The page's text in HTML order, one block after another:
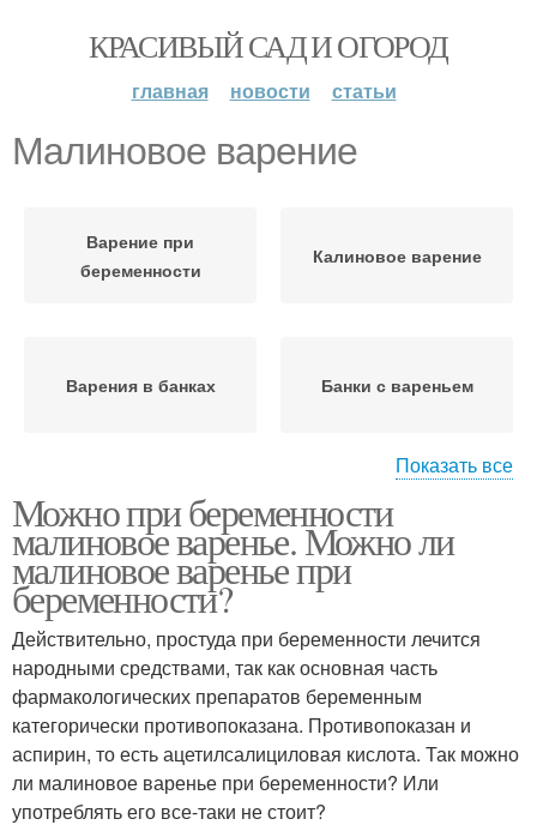
КРАСИВЫЙ САД И ОГОРОД
главная новости статьи
Малиновое варение
Варение при
беременности
Калиновое варение
Варения в банках Банки с вареньем
Опыт с вареньем Варения в пвх-посуде
Варение с косточками Варения из кизила
Варения из абрикосов Быстрое варение
Показать все
Можно при беременности
малиновое варенье. Можно ли
малиновое варенье при
беременности?
Действительно, простуда при беременности лечится
народными средствами, так как основная часть
фармакологических препаратов беременным
категорически противопоказана. Противопоказан и
аспирин, то есть ацетилсалициловая кислота. Так можно
ли малиновое варенье при беременности? Или
употреблять его все-таки не стоит?